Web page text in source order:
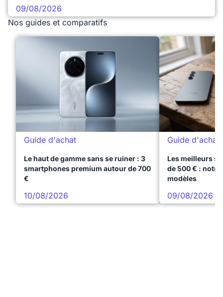
09/08/2026
Nos guides et comparatifs
Guide d'achat
Le haut de gamme sans se ruiner : 3
smartphones premium autour de 700
€
10/08/2026
Guide d'achat
Les meilleurs
de 500 € :
modèles
09/08/2026